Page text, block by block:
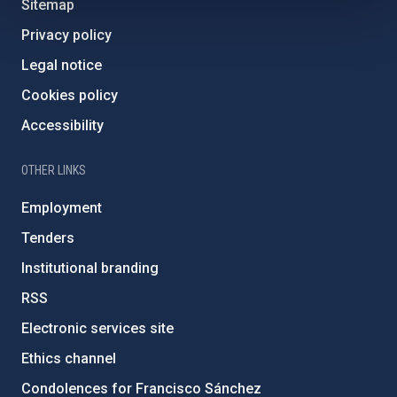
Sitemap
Privacy policy
Legal notice
Cookies policy
Accessibility
OTHER LINKS
Employment
Tenders
Institutional branding
RSS
Electronic services site
Ethics channel
Condolences for Francisco Sánchez